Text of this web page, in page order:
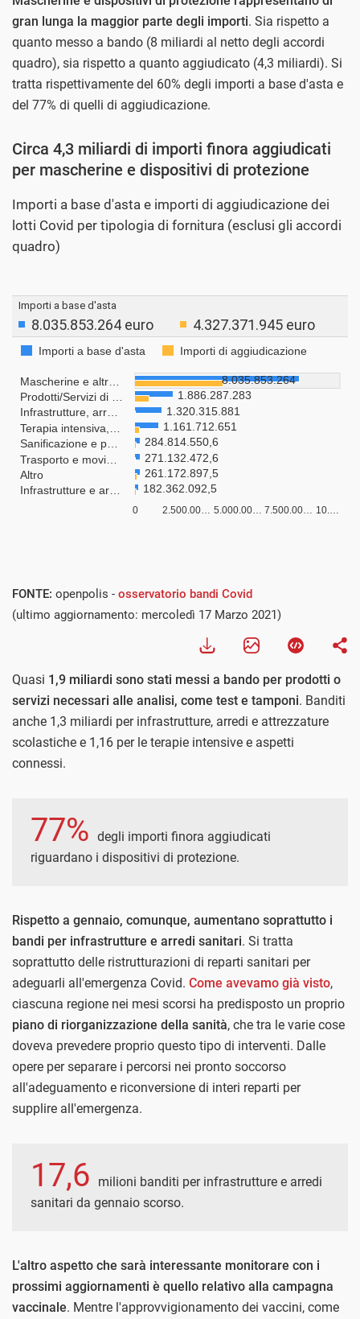
gran lunga la maggior parte degli importi. Sia rispetto a
quanto messo a bando (8 miliardi al netto degli accordi
quadro), sia rispetto a quanto aggiudicato (4,3 miliardi). Si
tratta rispettivamente del 60% degli importi a base d'asta e
del 77% di quelli di aggiudicazione.
Circa 4,3 miliardi di importi finora aggiudicati
per mascherine e dispositivi di protezione
Importi a base d'asta e importi di aggiudicazione dei
lotti Covid per tipologia di fornitura (esclusi gli accordi
quadro)
FONTE: openpolis - osservatorio bandi Covid
(ultimo aggiornamento: mercoledì 17 Marzo 2021)
Quasi 1,9 miliardi sono stati messi a bando per prodotti o
servizi necessari alle analisi, come test e tamponi. Banditi
anche 1,3 miliardi per infrastrutture, arredi e attrezzature
scolastiche e 1,16 per le terapie intensive e aspetti
connessi.
77% degli importi finora aggiudicati
riguardano i dispositivi di protezione.
Rispetto a gennaio, comunque, aumentano soprattutto i
bandi per infrastrutture e arredi sanitari. Si tratta
soprattutto delle ristrutturazioni di reparti sanitari per
adeguarli all'emergenza Covid. Come avevamo già visto,
ciascuna regione nei mesi scorsi ha predisposto un proprio
piano di riorganizzazione della sanità, che tra le varie cose
doveva prevedere proprio questo tipo di interventi. Dalle
opere per separare i percorsi nei pronto soccorso
all'adeguamento e riconversione di interi reparti per
supplire all'emergenza.
17,6
milioni banditi per infrastrutture e arredi
sanitari da gennaio scorso.
L'altro aspetto che sarà interessante monitorare con i
prossimi aggiornamenti è quello relativo alla campagna
vaccinale. Mentre l'approvvigionamento dei vaccini, come